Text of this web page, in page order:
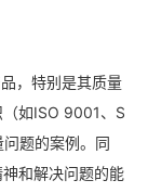
，特别是其质量
如ISO 9001、S
题的案例。同
和解决问题的能